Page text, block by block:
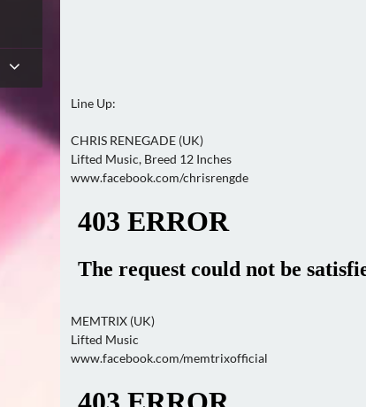
Line Up:
CHRIS RENEGADE (UK)
Lifted Music, Breed 12 Inches
www.facebook.com/chrisrengde
MEMTRIX (UK)
Lifted Music
www.facebook.com/memtrixofficial